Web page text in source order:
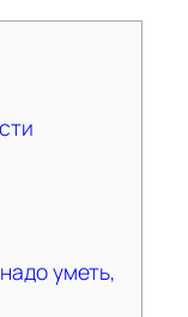
уметь,